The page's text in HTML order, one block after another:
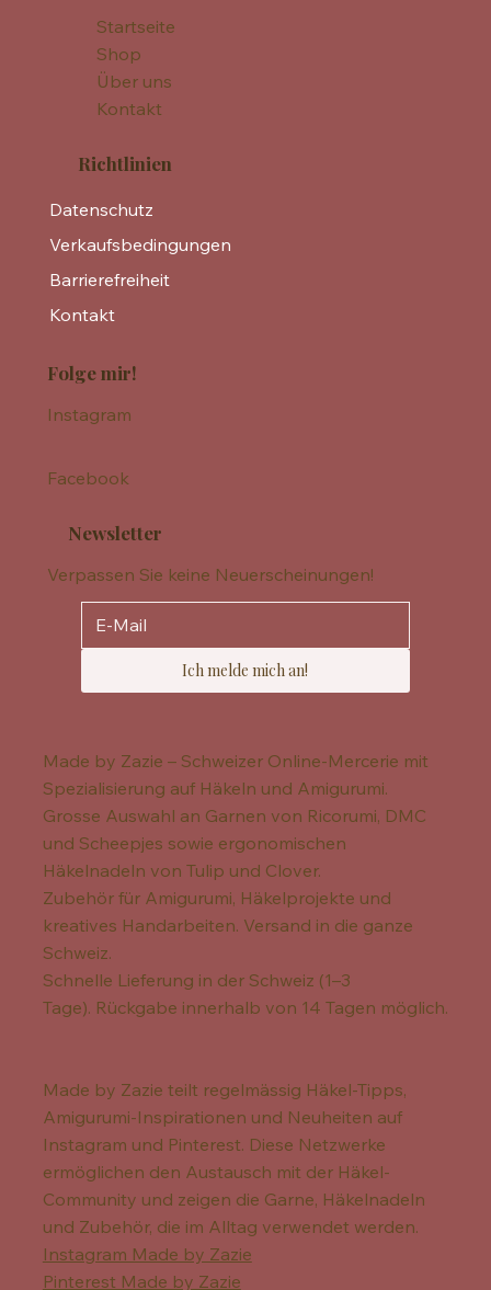
Startseite
Shop
Über uns
Kontakt
Richtlinien
Datenschutz
Verkaufsbedingungen
Barrierefreiheit
Kontakt
Folge mir!
Instagram
Facebook
Newsletter
Verpassen Sie keine Neuerscheinungen!
Ich melde mich an!
Made by Zazie – Schweizer Online-Mercerie mit
Spezialisierung auf Häkeln und Amigurumi.
Grosse Auswahl an Garnen von Ricorumi, DMC
und Scheepjes sowie ergonomischen
Häkelnadeln von Tulip und Clover.
Zubehör für Amigurumi, Häkelprojekte und
kreatives Handarbeiten. Versand in die ganze
Schweiz.
Schnelle Lieferung in der Schweiz (1–3
Tage). Rückgabe innerhalb von 14 Tagen möglich.
Made by Zazie teilt regelmässig Häkel-Tipps,
Amigurumi-Inspirationen und Neuheiten auf
Instagram und Pinterest. Diese Netzwerke
ermöglichen den Austausch mit der Häkel-
Community und zeigen die Garne, Häkelnadeln
und Zubehör, die im Alltag verwendet werden.
Instagram Made by Zazie
Pinterest Made by Zazie